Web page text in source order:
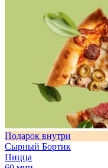
Подарок внутри
Сырный Бортик
Пицца